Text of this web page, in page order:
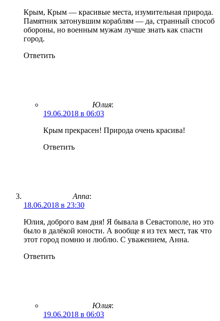
Крым, Крым — красивые места, изумительная природа.
Памятник затонувшим кораблям — да, странный способ
обороны, но военным мужам лучше знать как спасти
город.
Ответить
Юлия:
19.06.2018 в 06:03
Крым прекрасен! Природа очень красива!
Ответить
Anna:
18.06.2018 в 23:30
Юлия, доброго вам дня! Я бывала в Севастополе, но это
было в далёкой юности. А вообще я из тех мест, так что
этот город помню и люблю. С уважением, Анна.
Ответить
Юлия:
19.06.2018 в 06:03